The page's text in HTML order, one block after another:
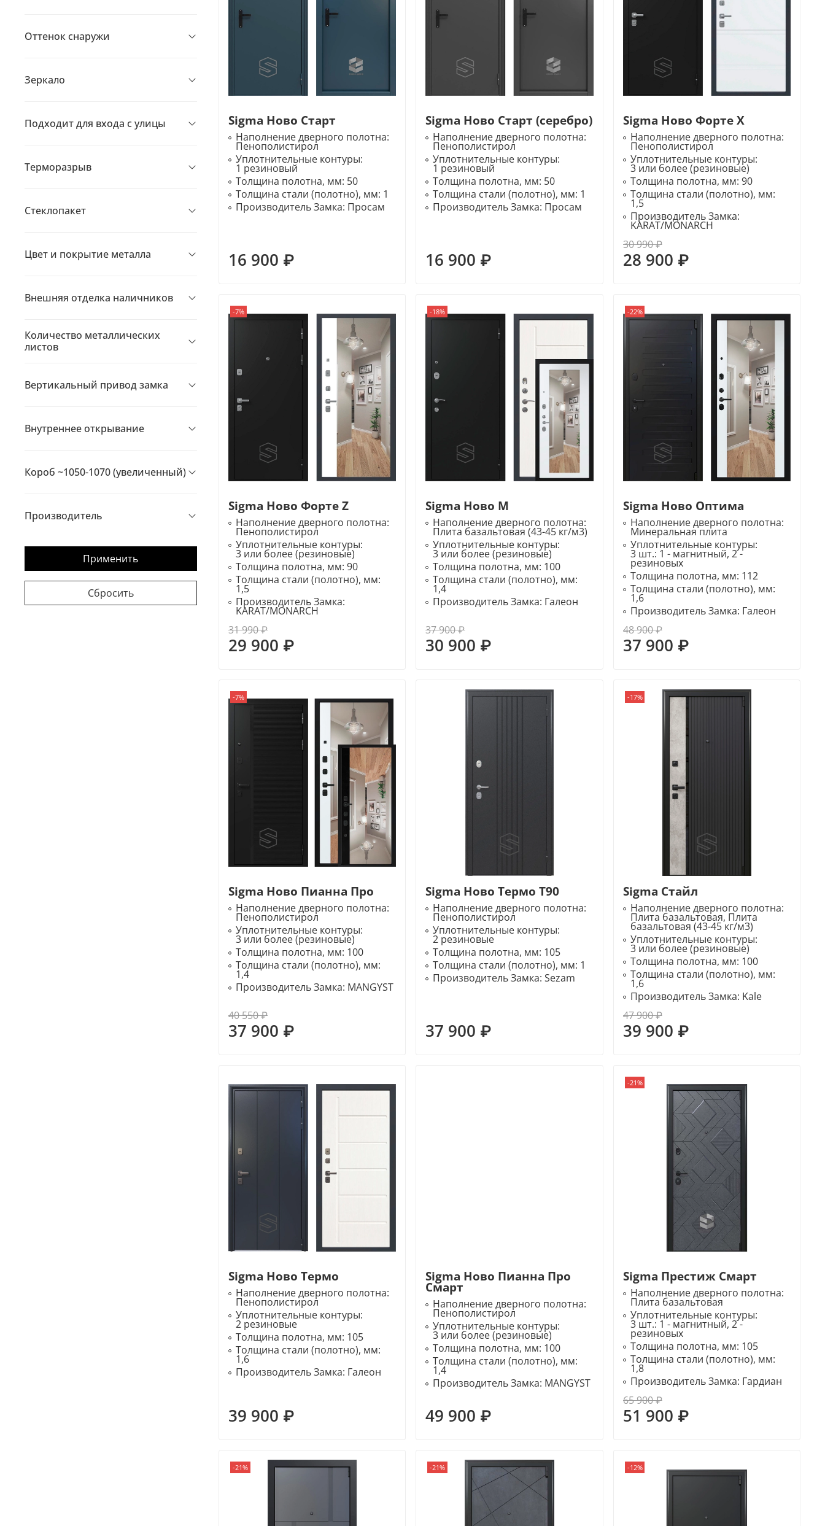
Sigma Ново Старт
Наполнение дверного полотна:
Пенополистирол
Уплотнительные контуры:
1 резиновый
Толщина полотна, мм: 50
Толщина стали (полотно), мм: 1
Производитель Замка: Просам
16 900 ₽
Sigma Ново Старт (серебро)
Наполнение дверного полотна:
Пенополистирол
Уплотнительные контуры:
1 резиновый
Толщина полотна, мм: 50
Толщина стали (полотно), мм: 1
Производитель Замка: Просам
16 900 ₽
Sigma Ново Форте X
Наполнение дверного полотна:
Пенополистирол
Уплотнительные контуры:
3 или более (резиновые)
Толщина полотна, мм: 90
Толщина стали (полотно), мм:
1,5
Производитель Замка:
KARAT/MONARCH
30 990 ₽
28 900 ₽
-7%
Sigma Ново Форте Z
Наполнение дверного полотна:
Пенополистирол
Уплотнительные контуры:
3 или более (резиновые)
Толщина полотна, мм: 90
Толщина стали (полотно), мм:
1,5
Производитель Замка:
KARAT/MONARCH
31 990 ₽
29 900 ₽
-18%
Sigma Ново M
Наполнение дверного полотна:
Плита базальтовая (43-45 кг/м3)
Уплотнительные контуры:
3 или более (резиновые)
Толщина полотна, мм: 100
Толщина стали (полотно), мм:
1,4
Производитель Замка: Галеон
37 900 ₽
30 900 ₽
-22%
Sigma Ново Оптима
Наполнение дверного полотна:
Минеральная плита
Уплотнительные контуры:
3 шт.: 1 - магнитный, 2 -
резиновых
Толщина полотна, мм: 112
Толщина стали (полотно), мм:
1,6
Производитель Замка: Галеон
48 900 ₽
37 900 ₽
-7%
Sigma Ново Пианна Про
Наполнение дверного полотна:
Пенополистирол
Уплотнительные контуры:
3 или более (резиновые)
Толщина полотна, мм: 100
Толщина стали (полотно), мм:
1,4
Производитель Замка: MANGYST
40 550 ₽
37 900 ₽
Sigma Ново Термо T90
Наполнение дверного полотна:
Пенополистирол
Уплотнительные контуры:
2 резиновые
Толщина полотна, мм: 105
Толщина стали (полотно), мм: 1
Производитель Замка:Sezam
37 900 ₽
-17%
Sigma Стайл
Наполнение дверного полотна:
Плита базальтовая, Плита
базальтовая (43-45 кг/м3)
Уплотнительные контуры:
3 или более (резиновые)
Толщина полотна, мм: 100
Толщина стали (полотно), мм:
1,6
Производитель Замка: Kale
47 900 ₽
39 900 ₽
Sigma Ново Термо
Наполнение дверного полотна:
Пенополистирол
Уплотнительные контуры:
2 резиновые
Толщина полотна, мм: 105
Толщина стали (полотно), мм:
1,6
Производитель Замка: Галеон
39 900 ₽
Sigma Ново Пианна Про
Смарт
Наполнение дверного полотна:
Пенополистирол
Уплотнительные контуры:
3 или более (резиновые)
Толщина полотна, мм: 100
Толщина стали (полотно), мм:
1,4
Производитель Замка: MANGYST
49 900 ₽
-21%
Sigma Престиж Смарт
Наполнение дверного полотна:
Плита базальтовая
Уплотнительные контуры:
3 шт.: 1 - магнитный, 2 -
резиновых
Толщина полотна, мм: 105
Толщина стали (полотно), мм:
1,8
Производитель Замка: Гардиан
65 900 ₽
51 900 ₽
-21% -21% -12%
Оттенок снаружи
Зеркало
Подходит для входа с улицы
Терморазрыв
Стеклопакет
Цвет и покрытие металла
Внешняя отделка наличников
Количество металлических
листов
Вертикальный привод замка
Внутреннее открывание
Короб ~1050-1070 (увеличенный)
Производитель
Применить
Сбросить